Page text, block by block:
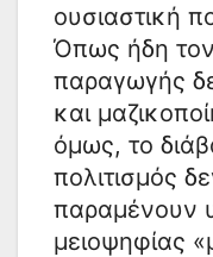
ουσιαστική
Όπως ήδη
παραγωγής
και
όμως, το
πολιτισμός
παραμένουν
μειοψηφίας